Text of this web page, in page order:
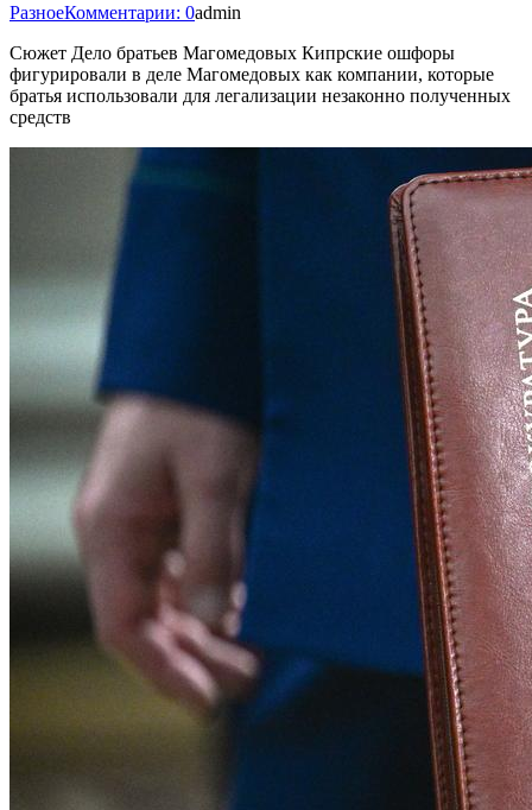
РазноеКомментарии: 0admin
Сюжет Дело братьев Магомедовых Кипрские ошфоры
фигурировали в деле Магомедовых как компании, которые
братья использовали для легализации незаконно полученных
средств